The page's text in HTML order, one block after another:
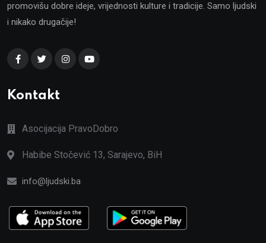
promovišu dobre ideje, vrijednosti kulture i tradicije. Samo ljudski
i nikako drugačije!
Kontakt
Asocijacija PravoDobro
Habibe Stočević 13, Sarajevo, BiH
info@ljudski.ba